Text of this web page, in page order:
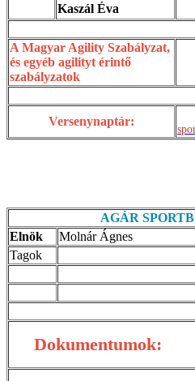
Kaszál Éva
A Magyar Agility Szabályzat,
és egyéb agilityt érintő
szabályzatok
Versenynaptár:
AGÁR
Elnök
Molnár Ágnes
Tagok
Dokumentumok: